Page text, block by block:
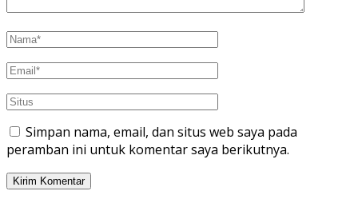
Simpan nama, email, dan situs web saya pada
peramban ini untuk komentar saya berikutnya.